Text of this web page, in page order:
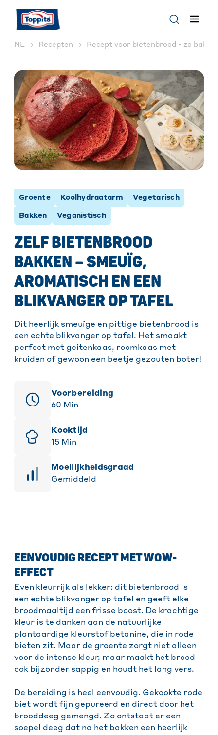
NL Recepten Recept voor bietenbrood - zo bak
Groente Koolhydraatarm Vegetarisch
Bakken Veganistisch
ZELF BIETENBROOD
BAKKEN – SMEUÏG,
AROMATISCH EN EEN
BLIKVANGER OP TAFEL
Dit heerlijk smeuïge en pittige bietenbrood is
een echte blikvanger op tafel. Het smaakt
perfect met geitenkaas, roomkaas met
kruiden of gewoon een beetje gezouten boter!
Voorbereiding
60 Min
Kooktijd
15 Min
moeilijkheidsgraad
Gemiddeld
EENVOUDIG RECEPT MET WOW-
EFFECT
Even kleurrijk als lekker: dit bietenbrood is
een echte blikvanger op tafel en geeft elke
broodmaaltijd een frisse boost. De krachtige
kleur is te danken aan de natuurlijke
plantaardige kleurstof betanine, die in rode
bieten zit. Maar de groente zorgt niet alleen
voor de intense kleur, maar maakt het brood
ook bijzonder sappig en houdt het lang vers.
De bereiding is heel eenvoudig. Gekookte rode
biet wordt fijn gepureerd en direct door het
brooddeeg gemengd. Zo ontstaat er een
soepel deeg dat na het bakken een heerlijk